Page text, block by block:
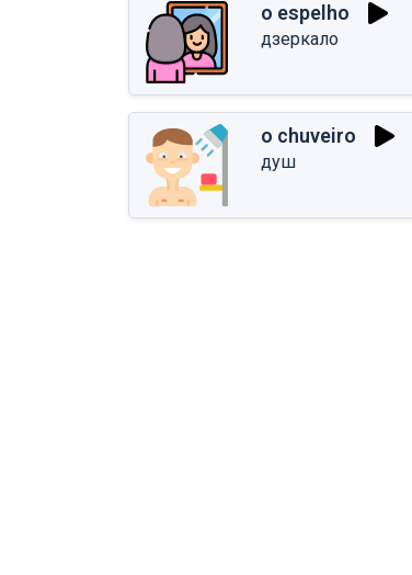
o espelho
дзеркало
o chuveiro
душ